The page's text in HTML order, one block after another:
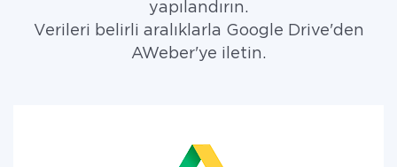
yapılandırın.
Verileri belirli aralıklarla Google Drive'den
AWeber'ye iletin.